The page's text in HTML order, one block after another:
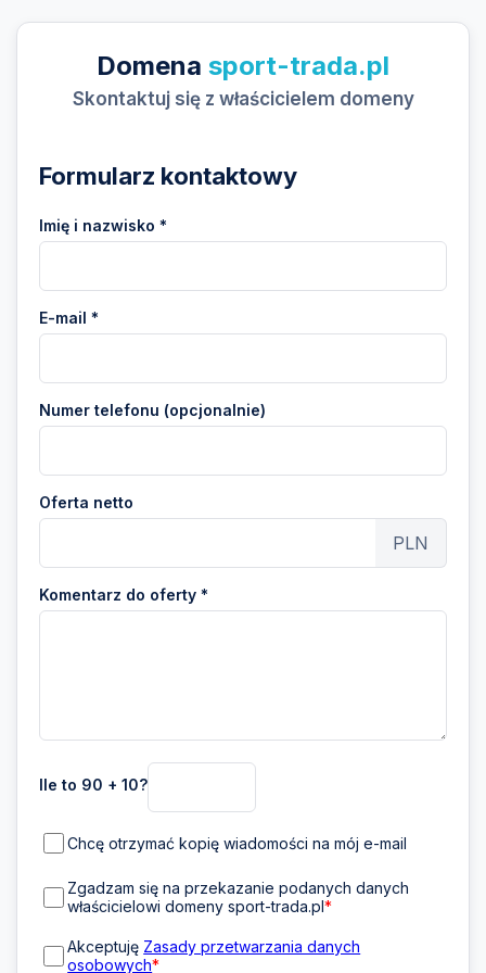
Domena sport-trada.pl
Skontaktuj się z właścicielem domeny
Formularz kontaktowy
Imię i nazwisko *
E-mail *
Numer telefonu (opcjonalnie)
Oferta netto
PLN
Komentarz do oferty *
Ile to 90 + 10?
Chcę otrzymać kopię wiadomości na mój e-mail
Zgadzam się na przekazanie podanych danych
właścicielowi domeny sport-trada.pl*
Akceptuję Zasady przetwarzania danych
osobowych*